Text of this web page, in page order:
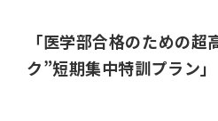
「医学部合格のための
ク”短期集中特訓プラン」